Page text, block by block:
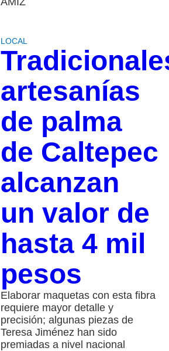
LOCAL
artesanías
de palma
de Caltepec
alcanzan
un valor de
hasta 4 mil
pesos
Elaborar maquetas con esta fibra
requiere mayor detalle y
precisión; algunas piezas de
Teresa Jiménez han sido
premiadas a nivel nacional